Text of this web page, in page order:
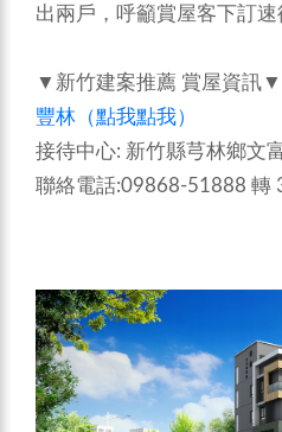
出兩戶，呼籲賞屋客下訂速
▼新竹建案推薦 賞屋資訊▼
豐林（點我點我）
接待中心: 新竹縣芎林鄉文
聯絡電話:09868-51888 轉